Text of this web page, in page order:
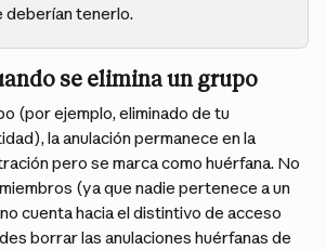
deberían tenerlo.
se elimina un grupo
(por ejemplo, eliminado de tu
la anulación permanece en la
pero se marca como huérfana. No
(ya que nadie pertenece a un
cuenta hacia el distintivo de acceso
borrar las anulaciones huérfanas de